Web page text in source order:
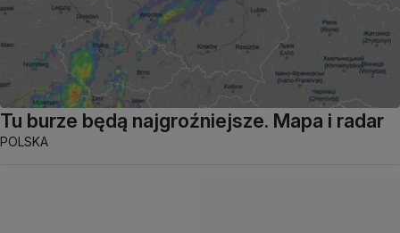
Tu burze będą najgroźniejsze. Mapa i radar
POLSKA